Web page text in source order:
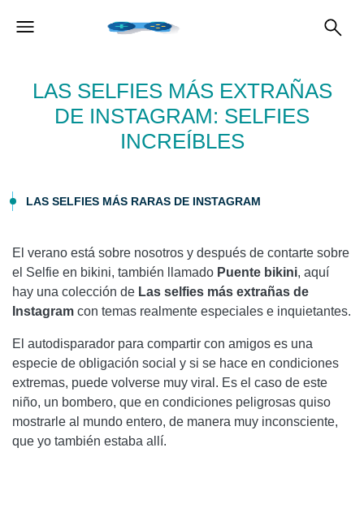
LAS SELFIES MÁS EXTRAÑAS
DE INSTAGRAM: SELFIES
INCREÍBLES
LAS SELFIES MÁS RARAS DE INSTAGRAM
El verano está sobre nosotros y después de contarte sobre
el Selfie en bikini, también llamado Puente bikini, aquí
hay una colección de Las selfies más extrañas de
Instagram con temas realmente especiales e inquietantes.
El autodisparador para compartir con amigos es una
especie de obligación social y si se hace en condiciones
extremas, puede volverse muy viral. Es el caso de este
niño, un bombero, que en condiciones peligrosas quiso
mostrarle al mundo entero, de manera muy inconsciente,
que yo también estaba allí.